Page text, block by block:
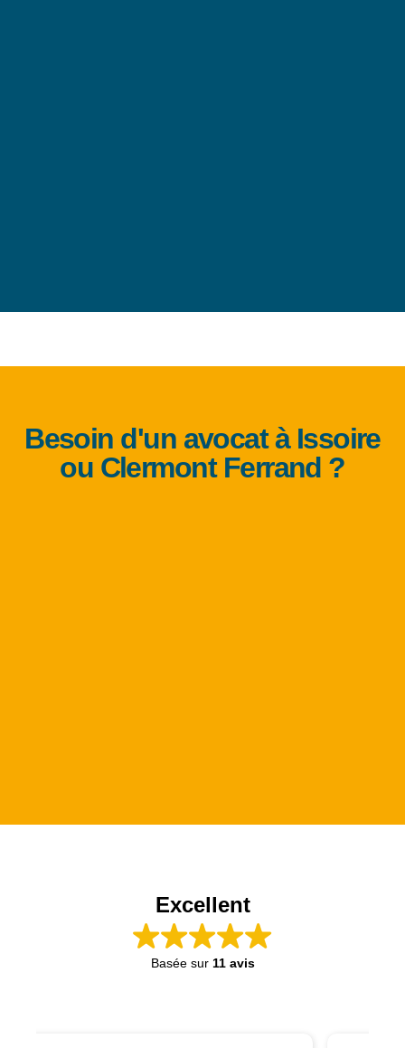
Besoin d'un avocat à Issoire
ou Clermont Ferrand ?
Excellent
Basée sur 11 avis